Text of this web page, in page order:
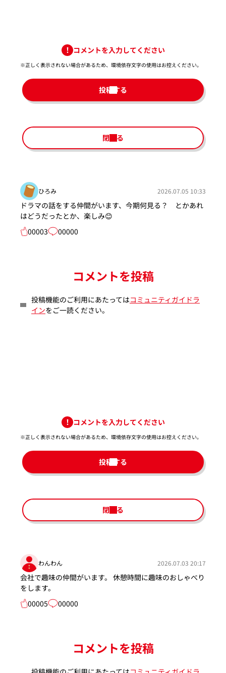
コメントを入力してください
※正しく表示されない場合があるため、環境依存文字の使用はお控えください。​
投稿する
閉じる
ひろみ 2026.07.05 10:33
ドラマの話をする仲間がいます、今期何見る？ とかあれ
はどうだったとか、楽しみ😊
00003
00000
コメントを投稿
投稿機能のご利用にあたってはコミュニティガイドラ
インをご一読ください。
コメントを入力してください
※正しく表示されない場合があるため、環境依存文字の使用はお控えください。​
投稿する
閉じる
わんわん 2026.07.03 20:17
会社で趣味の仲間がいます。 休憩時間に趣味のおしゃべり
をします。
00005
00000
コメントを投稿